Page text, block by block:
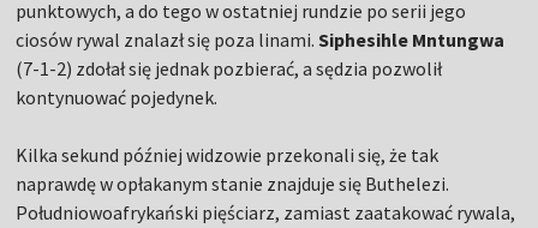
punktowych, a do tego w ostatniej rundzie po serii jego
ciosów rywal znalazł się poza linami.Siphesihle Mntungwa
(7-1-2) zdołał się jednak pozbierać, a sędzia pozwolił
kontynuować pojedynek.
Kilka sekund później widzowie przekonali się, że tak
naprawdę w opłakanym stanie znajduje się Buthelezi.
Południowoafrykański pięściarz, zamiast zaatakować rywala,